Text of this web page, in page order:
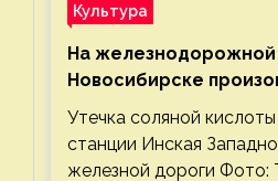
Культура
На железнодорожной
Новосибирске
соляной кислоты
Утечка соляной
станции Инская
железной дороги Фото: